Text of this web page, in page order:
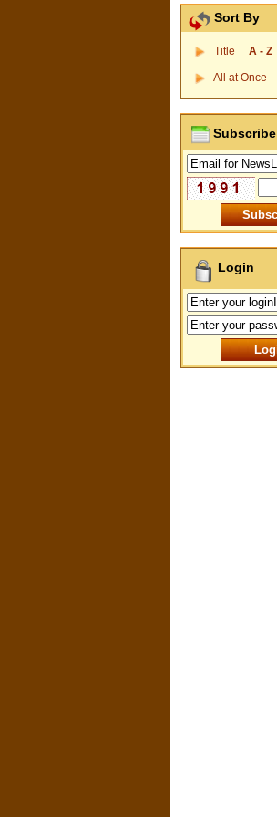
Sort By
Title A - Z
All at Once
Subscribe
Login